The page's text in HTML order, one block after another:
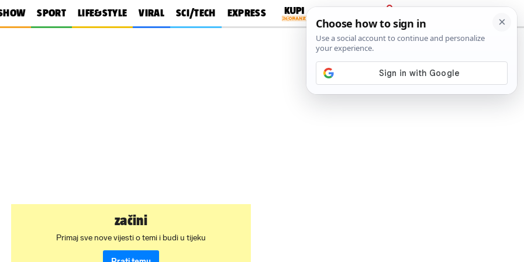
SPORT LIFE&STYLE VIRAL SCI/TECH EXPRESS
PRIJAVA
začini
Primaj sve nove vijesti o temi i budi u tijeku